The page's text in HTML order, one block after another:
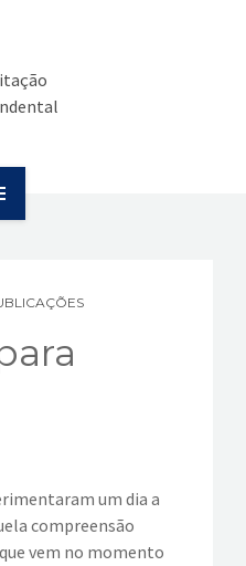
um dia a
compreensão
vem no momento